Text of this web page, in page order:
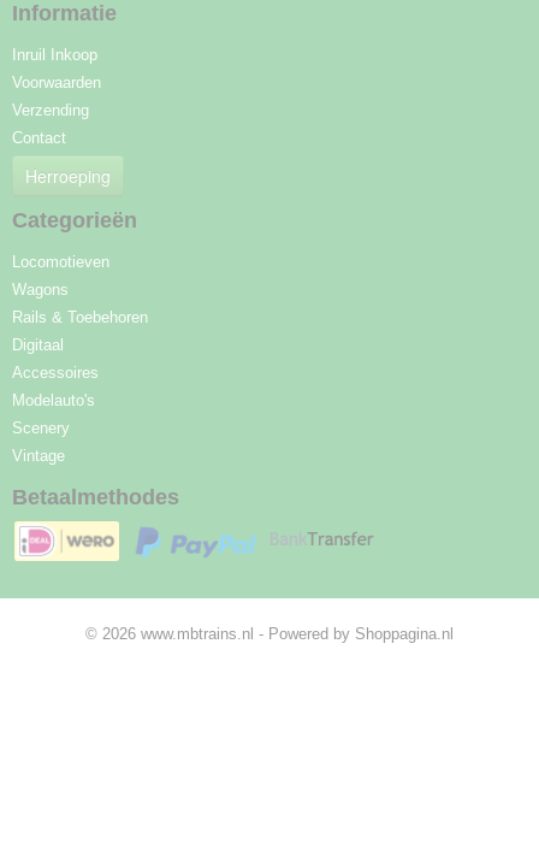
Informatie
Inruil Inkoop
Voorwaarden
Verzending
Contact
Herroeping
Categorieën
Locomotieven
Wagons
Rails & Toebehoren
Digitaal
Accessoires
Modelauto's
Scenery
Vintage
Betaalmethodes
© 2026 www.mbtrains.nl - Powered by Shoppagina.nl